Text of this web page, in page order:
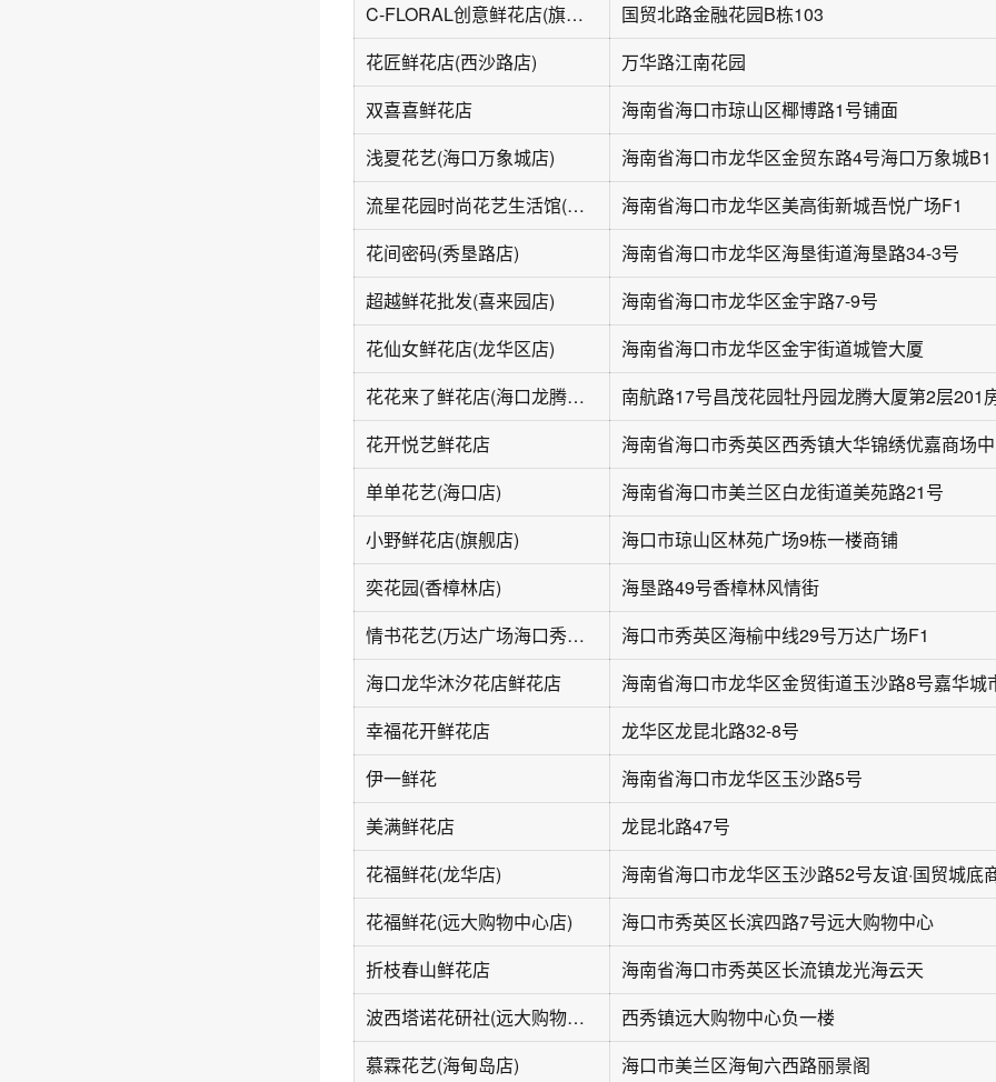
C-FLORAL创意鲜花店(旗舰店)
国贸北路金融花园B栋103
花匠鲜花店(西沙路店)
万华路江南花园
双喜喜鲜花店
海南省海口市琼山区椰博路1号铺面
浅夏花艺(海口万象城店)
海南省海口市龙华区金贸东路4号海口万象城B1
流星花园时尚花艺生活馆(新城吾悦广场店)
海南省海口市龙华区美高街新城吾悦广场F1
花间密码(秀垦路店)
海南省海口市龙华区海垦街道海垦路34-3号
超越鲜花批发(喜来园店)
海南省海口市龙华区金宇路7-9号
花仙女鲜花店(龙华区店)
海南省海口市龙华区金宇街道城管大厦
花花来了鲜花店(海口龙腾大厦店)
南航路17号昌茂花园牡丹园龙腾大厦第2层201
花开悦艺鲜花店
单单花艺(海口店)
海南省海口市美兰区白龙街道美苑路21号
小野鲜花店(旗舰店)
海口市琼山区林苑广场9栋一楼商铺
奕花园(香樟林店)
海垦路49号香樟林风情街
情书花艺(万达广场海口秀英店)
海口市秀英区海榆中线29号万达广场F1
海口龙华沐汐花店鲜花店
幸福花开鲜花店
龙华区龙昆北路32-8号
伊一鲜花
海南省海口市龙华区玉沙路5号
美满鲜花店
龙昆北路47号
花福鲜花(龙华店)
花福鲜花(远大购物中心店)
海口市秀英区长滨四路7号远大购物中心
折枝春山鲜花店
海南省海口市秀英区长流镇龙光海云天
波西塔诺花研社(远大购物中心店)
西秀镇远大购物中心负一楼
慕霖花艺(海甸岛店)
海口市美兰区海甸六西路丽景阁